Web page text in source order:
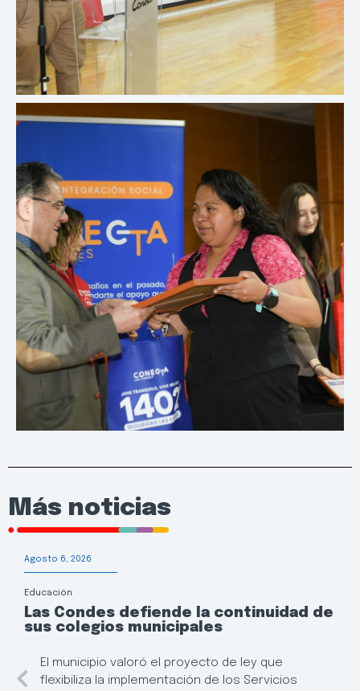
Más noticias
Agosto 6, 2026
Educación
Las Condes defiende la continuidad de
sus colegios municipales
El municipio valoró el proyecto de ley que
flexibiliza la implementación de los Servicios